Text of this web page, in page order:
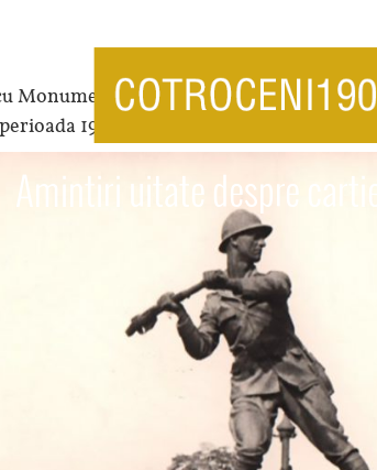
Amintiri uitate despre
Monumentul Regimentului 9 Vanatori
1940-1950. Fotografia mai jos: